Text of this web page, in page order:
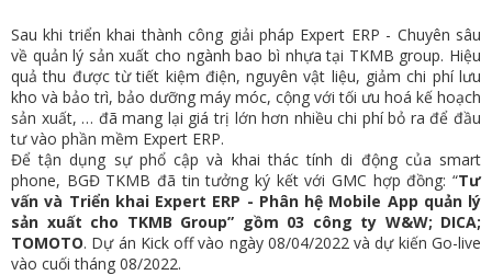
Sau khi triển khai thành công giải pháp Expert ERP - Chuyên sâu
về quản lý sản xuất cho ngành bao bì nhựa tại TKMB group. Hiệu
quả thu được từ tiết kiệm điện, nguyên vật liệu, giảm chi phí lưu
kho và bảo trì, bảo dưỡng máy móc, cộng với tối ưu hoá kế hoạch
sản xuất, … đã mang lại giá trị lớn hơn nhiều chi phí bỏ ra để đầu
tư vào phần mềm Expert ERP.
Để tận dụng sự phổ cập và khai thác tính di động của smart
phone, BGĐ TKMB đã tin tưởng ký kết với GMC hợp đồng: “Tư
vấn và Triển khai Expert ERP - Phân hệ Mobile App quản lý
sản xuất cho TKMB Group” gồm 03 công ty W&W; DICA;
TOMOTO. Dự án Kick off vào ngày 08/04/2022 và dự kiến Go-live
vào cuối tháng 08/2022.